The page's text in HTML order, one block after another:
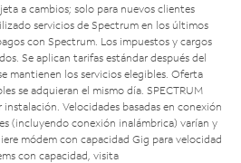
a cambios; solo para nuevos clientes
servicios de Spectrum en los últimos
con Spectrum. Los impuestos y cargos
Se aplican tarifas estándar después del
mantienen los servicios elegibles. Oferta
se adquieran el mismo día. SPECTRUM
Velocidades basadas en conexión
(incluyendo conexión inalámbrica) varían y
módem con capacidad Gig para velocidad
con capacidad, visita